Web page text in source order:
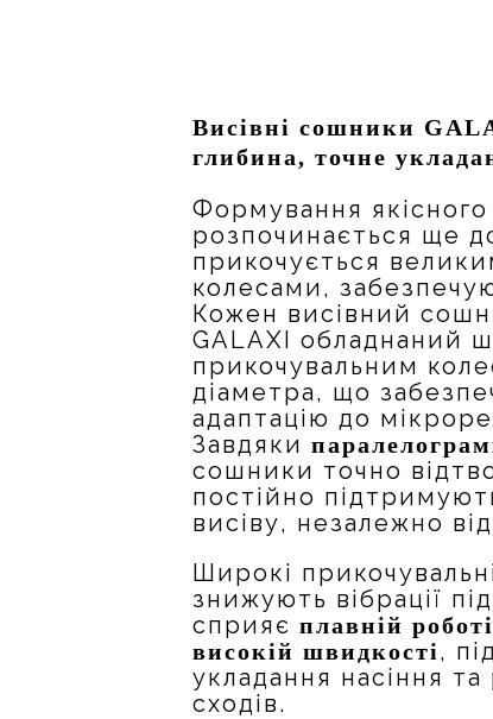
Висівні сошники
глибина, точне
Формування
розпочинається ще
прикочується
колесами,
Кожен висівний
GALAXI обладнаний
прикочувальним
діаметра, що
адаптацію до
Завдяки
сошники точно
постійно
висіву, незалежно
Широкі
знижують вібрації
сприяє плавній
високій швидкості,
укладання насіння та
сходів.